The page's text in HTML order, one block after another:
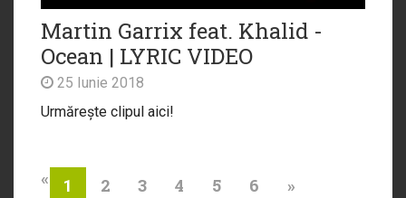
Martin Garrix feat. Khalid -
Ocean | LYRIC VIDEO
25 Iunie 2018
Urmărește clipul aici!
« 1 2 3 4 5 6 »